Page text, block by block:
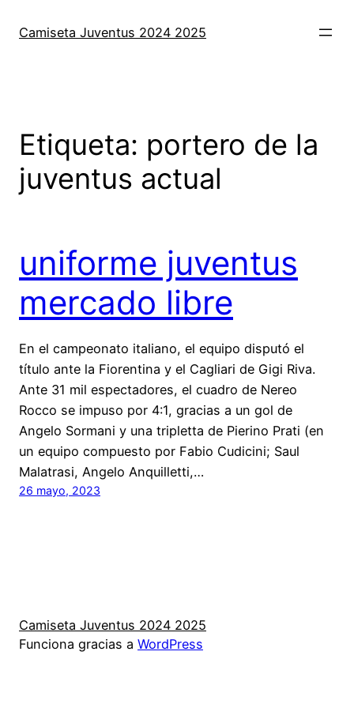
Camiseta Juventus 2024 2025
Etiqueta: portero de la
juventus actual
uniforme juventus
mercado libre
En el campeonato italiano, el equipo disputó el
título ante la Fiorentina y el Cagliari de Gigi Riva.
Ante 31 mil espectadores, el cuadro de Nereo
Rocco se impuso por 4:1, gracias a un gol de
Angelo Sormani y una tripletta de Pierino Prati (en
un equipo compuesto por Fabio Cudicini; Saul
Malatrasi, Angelo Anquilletti,…
26 mayo, 2023
Camiseta Juventus 2024 2025
Funciona gracias a WordPress